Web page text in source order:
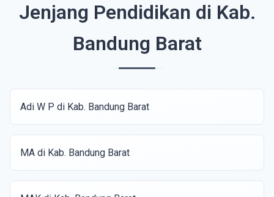
Jenjang Pendidikan di Kab.
Bandung Barat
Adi W P di Kab. Bandung Barat
MA di Kab. Bandung Barat